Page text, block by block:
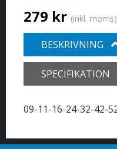
279 kr (inkl. moms)
BESKRIVNING
SPECIFIKATION
09-11-16-24-32-42-